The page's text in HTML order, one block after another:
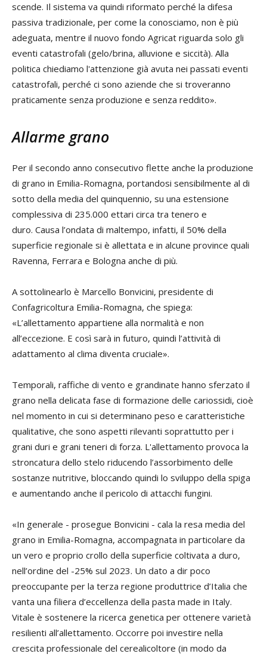
scende. Il sistema va quindi riformato perché la difesa
passiva tradizionale, per come la conosciamo, non è più
adeguata, mentre il nuovo fondo Agricat riguarda solo gli
eventi catastrofali (gelo/brina, alluvione e siccità). Alla
politica chiediamo l'attenzione già avuta nei passati eventi
catastrofali, perché ci sono aziende che si troveranno
praticamente senza produzione e senza reddito».
Allarme grano
Per il secondo anno consecutivo flette anche la produzione
di grano in Emilia-Romagna, portandosi sensibilmente al di
sotto della media del quinquennio, su una estensione
complessiva di 235.000 ettari circa tra tenero e
duro. Causa l’ondata di maltempo, infatti, il 50% della
superficie regionale si è allettata e in alcune province quali
Ravenna, Ferrara e Bologna anche di più.
A sottolinearlo è Marcello Bonvicini, presidente di
Confagricoltura Emilia-Romagna, che spiega:
«L’allettamento appartiene alla normalità e non
all’eccezione. E così sarà in futuro, quindi l’attività di
adattamento al clima diventa cruciale».
Temporali, raffiche di vento e grandinate hanno sferzato il
grano nella delicata fase di formazione delle cariossidi, cioè
nel momento in cui si determinano peso e caratteristiche
qualitative, che sono aspetti rilevanti soprattutto per i
grani duri e grani teneri di forza. L'allettamento provoca la
stroncatura dello stelo riducendo l’assorbimento delle
sostanze nutritive, bloccando quindi lo sviluppo della spiga
e aumentando anche il pericolo di attacchi fungini.
«In generale - prosegue Bonvicini - cala la resa media del
grano in Emilia-Romagna, accompagnata in particolare da
un vero e proprio crollo della superficie coltivata a duro,
nell’ordine del -25% sul 2023. Un dato a dir poco
preoccupante per la terza regione produttrice d’Italia che
vanta una filiera d’eccellenza della pasta made in Italy.
Vitale è sostenere la ricerca genetica per ottenere varietà
resilienti all’allettamento. Occorre poi investire nella
crescita professionale del cerealicoltore (in modo da